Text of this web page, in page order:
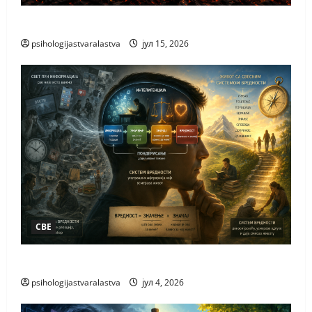
psihologijastvaralastva јул 15, 2026
СВЕ
psihologijastvaralastva јул 4, 2026